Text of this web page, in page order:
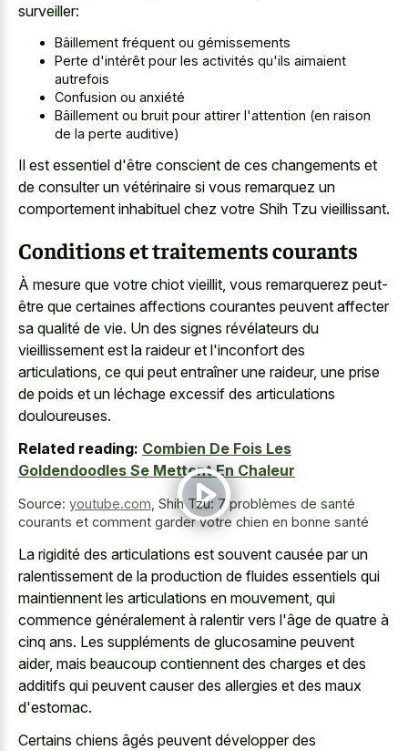
surveiller:
Bâillement fréquent ou gémissements
Perte d'intérêt pour les activités qu'ils aimaient
autrefois
Confusion ou anxiété
Bâillement ou bruit pour attirer l'attention (en raison
de la perte auditive)
Il est essentiel d'être conscient de ces changements et
de consulter un vétérinaire si vous remarquez un
comportement inhabituel chez votre Shih Tzu vieillissant.
Conditions et traitements courants
À mesure que votre chiot vieillit, vous remarquerez peut-
être que certaines affections courantes peuvent affecter
sa qualité de vie. Un des signes révélateurs du
vieillissement est la raideur et l'inconfort des
articulations, ce qui peut entraîner une raideur, une prise
de poids et un léchage excessif des articulations
douloureuses.
Related reading: Combien De Fois Les
Goldendoodles Se Mettent En Chaleur
Source: youtube.com Shih Tzu: 7 problèmes de santé
courants et comment garder votre chien en bonne santé
La rigidité des articulations est souvent causée par un
ralentissement de la production de fluides essentiels qui
maintiennent les articulations en mouvement, qui
commence généralement à ralentir vers l'âge de quatre à
cinq ans. Les suppléments de glucosamine peuvent
aider, mais beaucoup contiennent des charges et des
additifs qui peuvent causer des allergies et des maux
d'estomac.
Certains chiens âgés peuvent développer des